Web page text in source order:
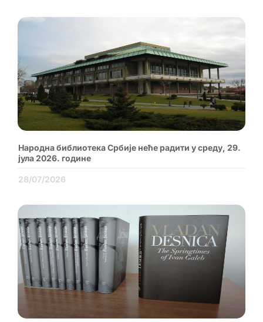
Народна библиотека Србије неће радити у среду, 29.
јула 2026. године
28/07/2026